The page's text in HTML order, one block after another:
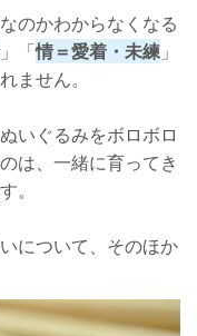
のかわからなくなる
」「情＝愛着・未練 」
ません。
いぐるみをボロボロ
は、一緒に育ってき
。
について、そのほか